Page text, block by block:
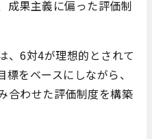
成果主義に偏った評価制
、6対4が理想的とされて
をベースにしながら、
合わせた評価制度を構築